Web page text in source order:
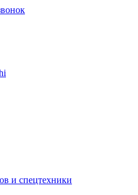
и спецтехники